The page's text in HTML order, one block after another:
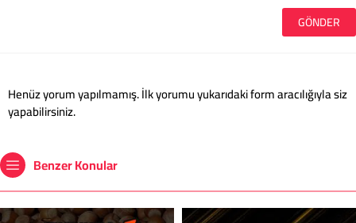
Henüz yorum yapılmamış. İlk yorumu yukarıdaki form aracılığıyla siz
yapabilirsiniz.
Benzer Konular